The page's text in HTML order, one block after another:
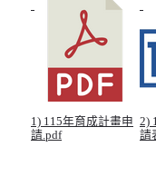
1) 115年育成計畫申
請.pdf
2)
請